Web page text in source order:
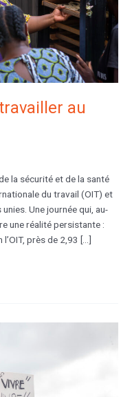
au
la sécurité et de la santé
du travail (OIT) et
Une journée qui, au-
une réalité persistante :
près de 2,93 […]